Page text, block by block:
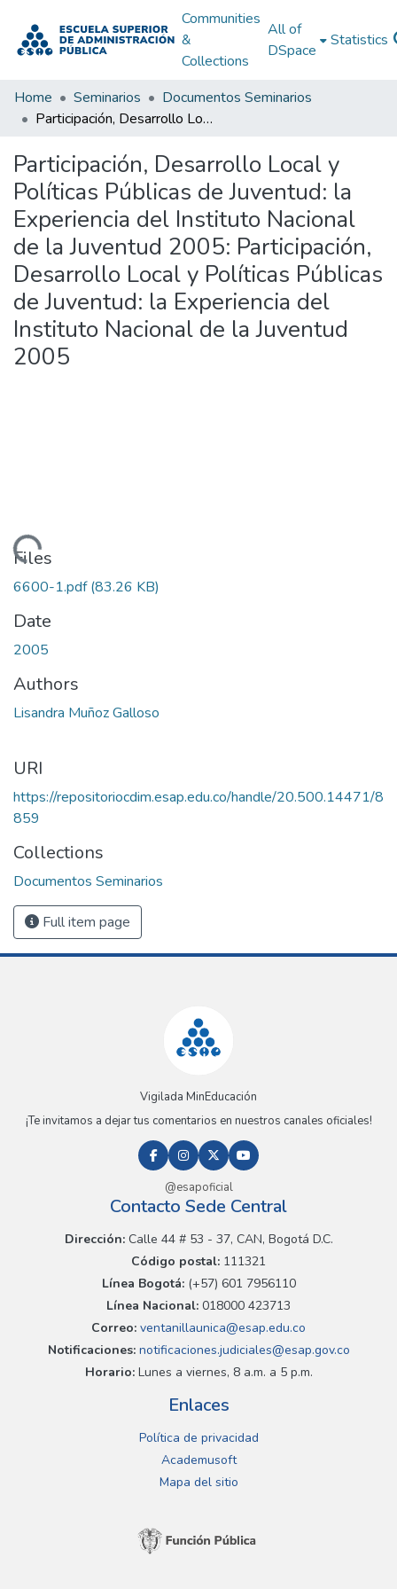
Communities
&
Collections
All of
DSpace
Statistics
Home Seminarios
Documentos Seminarios
Participación, Desarrollo Local y Políticas Públicas de Juventud: la Experiencia del Instituto Nacional de la Juventud 2005: Participación, Desarrollo Local y Políticas Públicas de Juventud: la Experiencia del Instituto Nacional de la Juventud 2005
Participación, Desarrollo Local y
Políticas Públicas de Juventud: la
Experiencia del Instituto Nacional
de la Juventud 2005: Participación,
Desarrollo Local y Políticas Públicas
de Juventud: la Experiencia del
Instituto Nacional de la Juventud
2005
Loading...
Files
6600-1.pdf(83.26 KB)
Date
2005
Authors
Lisandra Muñoz Galloso
URI
https://repositoriocdim.esap.edu.co/handle/20.500.14471/8
859
Collections
Documentos Seminarios
Full item page
Vigilada MinEducación
¡Te invitamos a dejar tus comentarios en nuestros canales oficiales!
@esapoficial
Contacto Sede Central
Dirección:Calle 44 # 53 - 37, CAN, Bogotá D.C.
Código postal: 111321
Línea Bogotá:(+57) 601 7956110
Línea Nacional: 018000 423713
Correo: ventanillaunica@esap.edu.co
Notificaciones:notificaciones.judiciales@esap.gov.co
Horario:Lunes a viernes, 8 a.m. a 5 p.m.
Enlaces
Política de privacidad
Academusoft
Mapa del sitio